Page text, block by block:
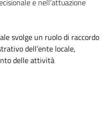
e nell'attuazione
svolge un ruolo di raccordo
dell’ente locale,
delle attività